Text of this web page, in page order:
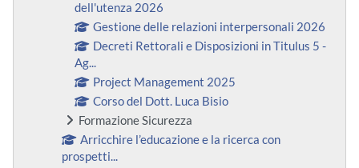
dell'utenza 2026
Gestione delle relazioni interpersonali 2026
Decreti Rettorali e Disposizioni in Titulus 5 -
Ag...
Project Management 2025
Corso del Dott. Luca Bisio
Formazione Sicurezza
Arricchire l’educazione e la ricerca con
prospetti...